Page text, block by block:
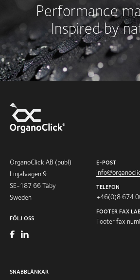
Performance
Inspired by
OrganoClick AB (publ)
Linjalvägen 9
SE-187 66 Täby
Sweden
FÖLJ OSS
E-POST
TELEFON
+46(0)8 674
FOOTER FAX
Footer fax
SNABBLÄNKAR